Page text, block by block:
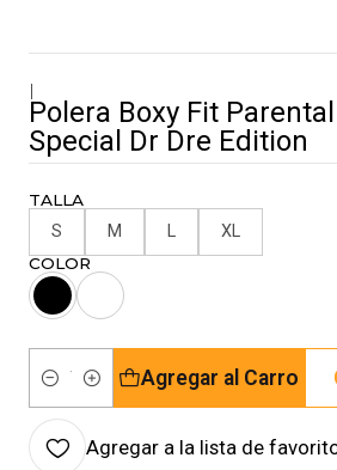
|
Polera Boxy Fit
Special Dr Dre Edition
TALLA
S M L XL
COLOR
Cantidad
Agregar al Carro
Agregar a la lista de